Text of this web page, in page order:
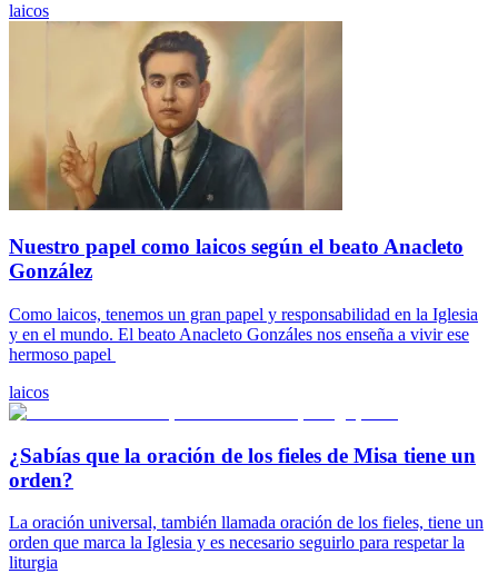
laicos
Nuestro papel como laicos según el beato Anacleto
González
Como laicos, tenemos un gran papel y responsabilidad en la Iglesia
y en el mundo. El beato Anacleto Gonzáles nos enseña a vivir ese
hermoso papel
laicos
¿Sabías que la oración de los fieles de Misa tiene un
orden?
La oración universal, también llamada oración de los fieles, tiene un
orden que marca la Iglesia y es necesario seguirlo para respetar la
liturgia